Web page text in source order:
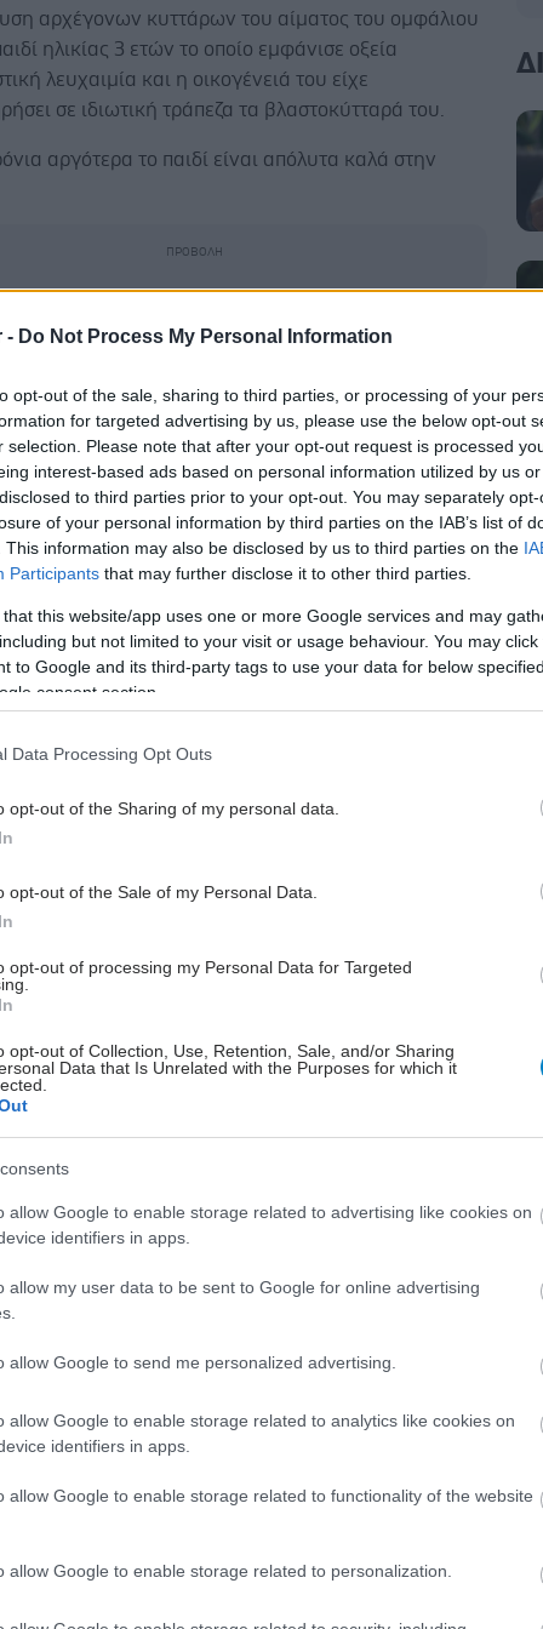
- Do Not Process My Personal Information
opt-out of the sale, sharing to third parties, or processing of your
for targeted advertising by us, please use the below opt-out
selection. Please note that after your opt-out request is processed
interest-based ads based on personal information utilized by us
to third parties prior to your opt-out. You may separately
of your personal information by third parties on the IAB’s list of
This information may also be disclosed by us to third parties on the
Participants that may further disclose it to other third parties.
that this website/app uses one or more Google services and may
but not limited to your visit or usage behaviour. You may
to Google and its third-party tags to use your data for below
consent section.
Data Processing Opt Outs
opt-out of the Sharing of my personal data.
opt-out of the Sale of my Personal Data.
opt-out of processing my Personal Data for Targeted
opt-out of Collection, Use, Retention, Sale, and/or Sharing
Data that Is Unrelated with the Purposes for which it
allow Google to enable storage related to advertising like cookies on
identifiers in apps.
allow my user data to be sent to Google for online advertising
allow Google to send me personalized advertising.
allow Google to enable storage related to analytics like cookies on
identifiers in apps.
allow Google to enable storage related to functionality of the website
allow Google to enable storage related to personalization.
αρχέγονων κυττάρων του αίματος του ομφάλιου
ηλικίας 3 ετών το οποίο εμφάνισε οξεία
λευχαιμία και η οικογένειά του είχε
σε ιδιωτική τράπεζα τα βλαστοκύτταρά του.
αργότερα το παιδί είναι απόλυτα καλά στην
των συμπαγών κακοήθων όγκων της παιδικής
του ίδιου του παιδιού. Η ετήσια συχνότητα
καρκίνου σε παιδιά είναι 130 ανά εκατομμύριο, άρα η
να αναπτύξει ένα παιδί λευχαιμία ή καρκίνο μέχρι
των 16 ετών είναι 1/500 και περίπου για ένα από τα
απαιτείται αιμοποιητική μεταμόσχευση.
χρήσης του μοσχεύματος διπλασιάζεται αν
κανείς και τους συγγενείς εξ αίματος που μπορεί να
του μοσχεύματος. Οι αιματολογικές ασθένειες
τα αρχέγονα κύτταρα σε αυτόλογες
η οξεία μυελοβλαστική λευχαιμία, τα λεμφώματα,
όγκοι του νευρικού συστήματος και αυτοάνοσες
και λεμφοβλαστικής λευχαιμίας, της
και λεμφοκυτταρικής λευχαιμίας, των
παραδεκτό ότι προκειμένου για αλλογενείς
δότης είναι μέλος της οικογένειας κατά
υγιής αδελφός.
όπως και η λευχαιμία εκδηλώνονται μετά από μία
Για την εκδήλωση της λευχαιμίας απαιτούνται
λευχαιμίας οδηγεί στη δημιουργία και στην
στο αίμα των προλευχαιμικών κλώνων.
λώρου θα κυκλοφορούν προλευχαιμικοί
τις 100 περιπτώσεις παιδιών με προλευχαιμικούς
και θα αναπτύξει τη λευχαιμία.
από την κυκλοφορία του αίματος. Εξ άλλου είναι